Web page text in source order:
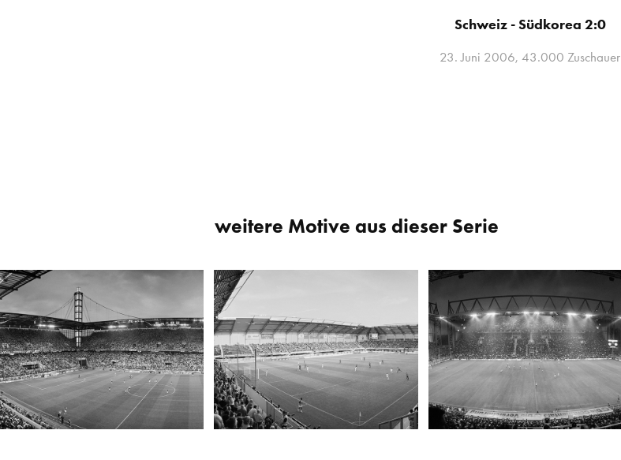
Schweiz - Südkorea 2:0
23. Juni 2006, 43.000 Zuschauer
weitere Motive aus dieser Serie
RheinEnergieStadion, Köln
2006
Energieteam Arena, Paderborn
2010 1998